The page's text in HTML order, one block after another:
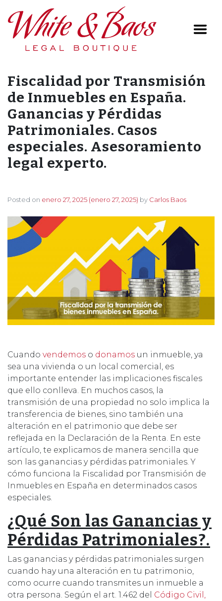
Main Navigation
Fiscalidad por Transmisión
de Inmuebles en España.
Ganancias y Pérdidas
Patrimoniales. Casos
especiales. Asesoramiento
legal experto.
Posted on enero 27, 2025 (enero 27, 2025) by Carlos Baos
Cuando vendemos o donamos un inmueble, ya
sea una vivienda o un local comercial, es
importante entender las implicaciones fiscales
que ello conlleva. En muchos casos, la
transmisión de una propiedad no solo implica la
transferencia de bienes, sino también una
alteración en el patrimonio que debe ser
reflejada en la Declaración de la Renta. En este
artículo, te explicamos de manera sencilla que
son las ganancias y pérdidas patrimoniales. Y
cómo funciona la Fiscalidad por Transmisión de
Inmuebles en España en determinados casos
especiales.
¿Qué Son las Ganancias y
Pérdidas Patrimoniales?.
Las ganancias y pérdidas patrimoniales surgen
cuando hay una alteración en tu patrimonio,
como ocurre cuando transmites un inmueble a
otra persona. Según el art. 1.462 del Código Civil,